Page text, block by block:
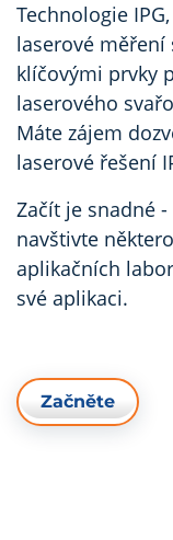
Technologie
laserové měření
klíčovými prvky
laserového
Máte zájem
laserové řešení
Začít je snadné
navštivte
aplikačních
své aplikaci.
Začněte